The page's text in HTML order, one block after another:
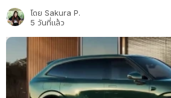
โดย Sakura P.
5 วันที่แล้ว